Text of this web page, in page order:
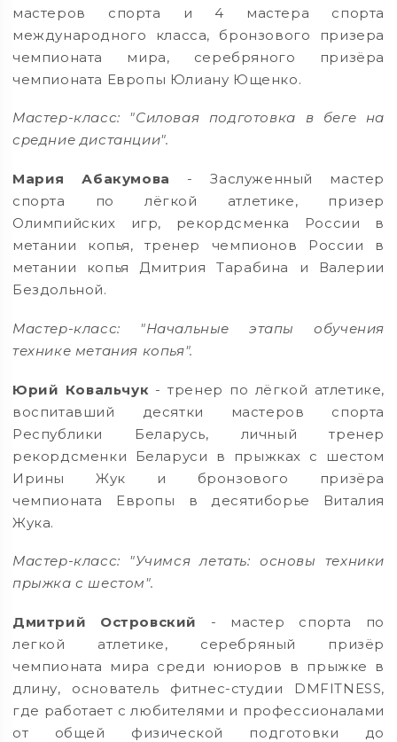
мастеров спорта и 4 мастера спорта
международного класса, бронзового призера
чемпионата мира, серебряного призёра
чемпионата Европы Юлиану Ющенко.
Мастер-класс: "Силовая подготовка в беге на
средние дистанции".
Мария Абакумова - Заслуженный мастер
спорта по лёгкой атлетике, призер
Олимпийских игр, рекордсменка России в
метании копья, тренер чемпионов России в
метании копья Дмитрия Тарабина и Валерии
Бездольной.
Мастер-класс: "Начальные этапы обучения
технике метания копья".
Юрий Ковальчук - тренер по лёгкой атлетике,
воспитавший десятки мастеров спорта
Республики Беларусь, личный тренер
рекордсменки Беларуси в прыжках с шестом
Ирины Жук и бронзового призёра
чемпионата Европы в десятиборье Виталия
Жука.
Мастер-класс: "Учимся летать: основы техники
прыжка с шестом".
Дмитрий Островский
- мастер спорта по
легкой атлетике, серебряный призёр
чемпионата мира среди юниоров в прыжке в
длину, основатель фитнес-студии DMFITNESS,
где работает с любителями и профессионалами
от общей физической подготовки до